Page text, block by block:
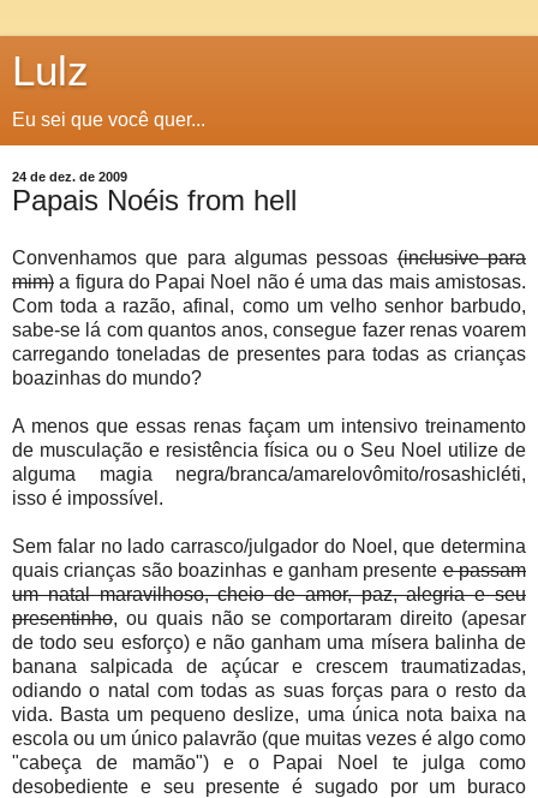
Lulz
Eu sei que você quer...
24 de dez. de 2009
Papais Noéis from hell
Convenhamos que para algumas pessoas(inclusive para
mim) a figura do Papai Noel não é uma das mais amistosas.
Com toda a razão, afinal, como um velho senhor barbudo,
sabe-se lá com quantos anos, consegue fazer renas voarem
carregando toneladas de presentes para todas as crianças
boazinhas do mundo?
A menos que essas renas façam um intensivo treinamento
de musculação e resistência física ou o Seu Noel utilize de
alguma magia negra/branca/amarelovômito/rosashicléti,
isso é impossível.
Sem falar no lado carrasco/julgador do Noel, que determina
quais crianças são boazinhas e ganham presentee passam
um natal maravilhoso, cheio de amor, paz, alegria e seu
presentinho, ou quais não se comportaram direito (apesar
de todo seu esforço) e não ganham uma mísera balinha de
banana salpicada de açúcar e crescem traumatizadas,
odiando o natal com todas as suas forças para o resto da
vida. Basta um pequeno deslize, uma única nota baixa na
escola ou um único palavrão (que muitas vezes é algo como
"cabeça de mamão") e o Papai Noel te julga como
desobediente e seu presente é sugado por um buraco